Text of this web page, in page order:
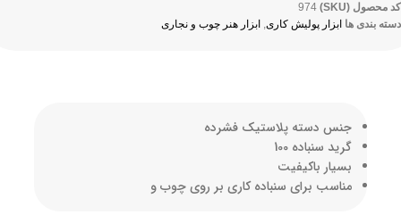
کد محصول (SKU)
974
دسته بندی ها ابزار پولیش کاری, ابزار هنر چوب و نجاری
جنس دسته پلاستیک فشرده
گرید سنباده 100
بسیار باکیفیت
مناسب برای سنباده کاری بر روی چوب و